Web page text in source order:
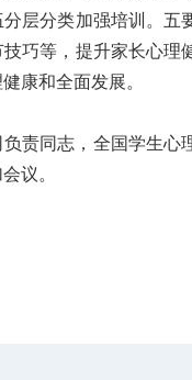
层分类加强培训。
巧等，提升家长心理
康和全面发展。
责同志，全国学生
议。